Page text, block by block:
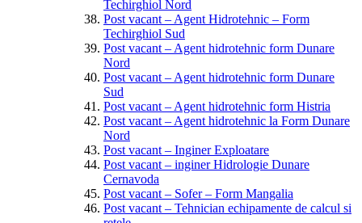
Techirghiol Nord
Post vacant – Agent Hidrotehnic – Form
Techirghiol Sud
Post vacant – Agent hidrotehnic form Dunare
Nord
Post vacant – Agent hidrotehnic form Dunare
Sud
Post vacant – Agent hidrotehnic form Histria
Post vacant – Agent hidrotehnic la Form Dunare
Nord
Post vacant – Inginer Exploatare
Post vacant – inginer Hidrologie Dunare
Cernavoda
Post vacant – Sofer – Form Mangalia
Post vacant – Tehnician echipamente de calcul si